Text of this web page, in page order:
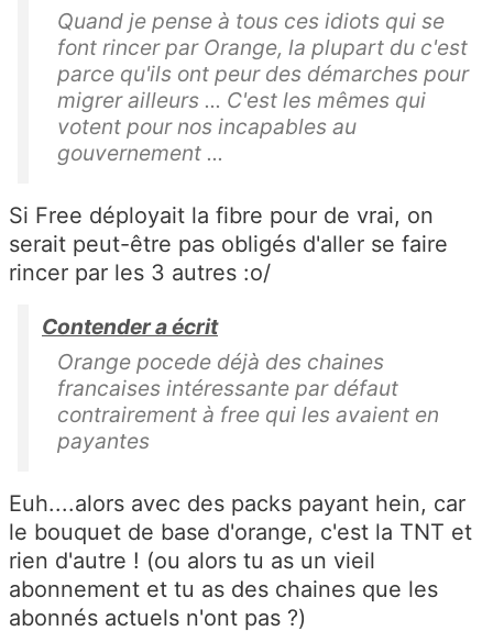
Quand je pense à tous ces idiots qui se
font rincer par Orange, la plupart du c'est
parce qu'ils ont peur des démarches pour
migrer ailleurs ... C'est les mêmes qui
votent pour nos incapables au
gouvernement ...
Si Free déployait la fibre pour de vrai, on
serait peut-être pas obligés d'aller se faire
rincer par les 3 autres :o/
Contender a écrit
Orange pocede déjà des chaines
francaises intéressante par défaut
contrairement à free qui les avaient en
payantes
Euh....alors avec des packs payant hein, car
le bouquet de base d'orange, c'est la TNT et
rien d'autre ! (ou alors tu as un vieil
abonnement et tu as des chaines que les
abonnés actuels n'ont pas ?)